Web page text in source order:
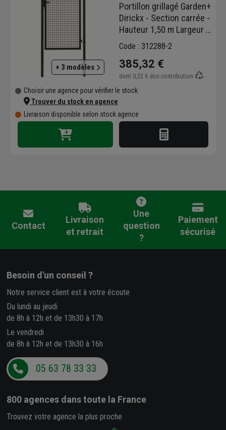
+ 3 modèles
Portillon grillagé Garden+
Dirickx - Section carrée -
Hauteur 1,50 m Largeur 1
m - Gris anthracite
Code : 312288-2
385,32 €
dont 0,22 € éco-contribution
Choisir une agence pour vérifier le stock
Trouver du stock en agence
Livraison disponible selon stock agence
Contact
Livraison
et retrait
Une
question
?
Paiement
sécurisé
Besoin d'un conseil ?
Notre service client est à votre écoute
Du lundi au jeudi
de 8h à 12h et de 13h30 à 17h
Le vendredi
de 8h à 12h et de 13h30 à 16h
05 63 78 33 33
800 agences dans toute la France
Trouvez votre agence la plus proche